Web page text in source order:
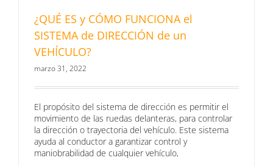
¿QUÉ ES y CÓMO FUNCIONA el
SISTEMA de DIRECCIÓN de un
VEHÍCULO?
marzo 31, 2022
El propósito del sistema de dirección es permitir el
movimiento de las ruedas delanteras, para controlar
la dirección o trayectoria del vehículo. Este sistema
ayuda al conductor a garantizar control y
maniobrabilidad de cualquier vehículo,